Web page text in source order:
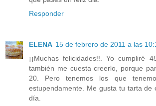
Responder
ELENA 15 de febrero de 2011 a las
¡¡Muchas felicidades!!. Yo cumpliré
también me cuesta creerlo, porque
20. Pero tenemos los que
estupendamente. Me gusta tu tarta de
día.